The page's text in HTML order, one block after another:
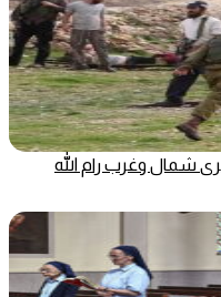
شمال وغرب رام الله